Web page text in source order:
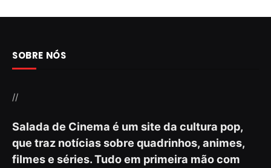
SOBRE NÓS
//
Salada de Cinema é um site da cultura pop,
que traz notícias sobre quadrinhos, animes,
filmes e séries. Tudo em primeira mão com